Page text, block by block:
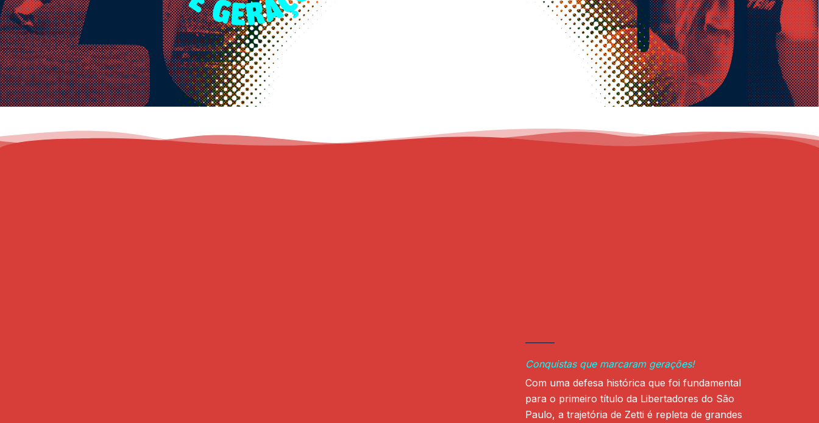
Conquistas que marcaram gerações!
Com uma defesa histórica que foi fundamental
para o primeiro título da Libertadores do São
Paulo, a trajetória de Zetti é repleta de grandes